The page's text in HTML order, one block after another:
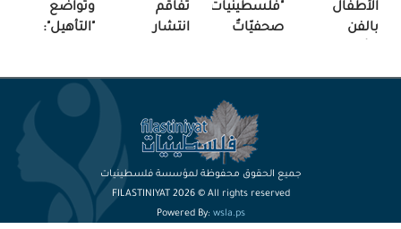
الأطفال
بالفن
"فلسطينيات"
صحفيّاتٌ
والمشورة
تفاقم
انتشار
وتواضع
"التأهيل":
تكفي"!
جميع الحقوق محفوظة لمؤسسة فلسطينيات
FILASTINIYAT 2026 © All rights reserved
Powered By:wsla.ps